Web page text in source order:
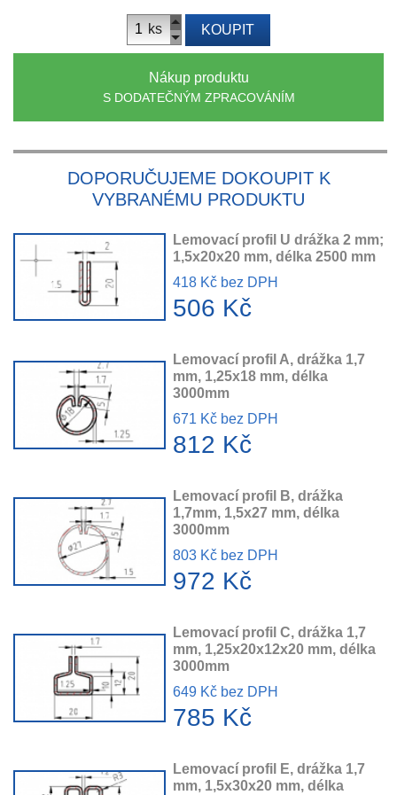
ks KOUPIT
Nákup produktu
S DODATEČNÝM ZPRACOVÁNÍM
DOPORUČUJEME DOKOUPIT K
VYBRANÉMU PRODUKTU
Lemovací profil U drážka 2 mm;
1,5x20x20 mm, délka 2500 mm
418 Kč bez DPH
506 Kč
Lemovací profil A, drážka 1,7
mm, 1,25x18 mm, délka
3000mm
671 Kč bez DPH
812 Kč
Lemovací profil B, drážka
1,7mm, 1,5x27 mm, délka
3000mm
803 Kč bez DPH
972 Kč
Lemovací profil C, drážka 1,7
mm, 1,25x20x12x20 mm, délka
3000mm
649 Kč bez DPH
785 Kč
Lemovací profil E, drážka 1,7
mm, 1,5x30x20 mm, délka